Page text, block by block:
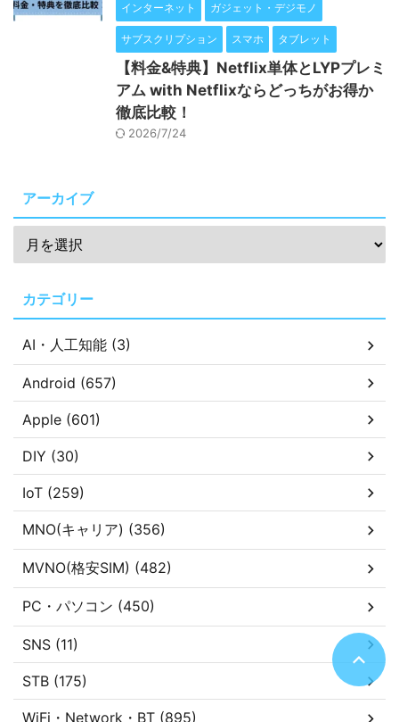
インターネット ガジェット・デジモノ
サブスクリプション スマホ タブレット
【料金&特典】Netflix単体とLYPプレミ
アム with Netflixならどっちがお得か
徹底比較！
2026/7/24
アーカイブ
カテゴリー
AI・人工知能 (3)
Android (657)
Apple (601)
DIY (30)
IoT (259)
MNO(キャリア) (356)
MVNO(格安SIM) (482)
PC・パソコン (450)
SNS (11)
STB (175)
WiFi・Network・BT (895)